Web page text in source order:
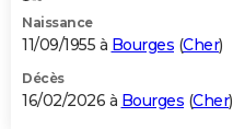
Naissance
11/09/1955 à Bourges (Cher)
Décès
16/02/2026 à Bourges (Cher)